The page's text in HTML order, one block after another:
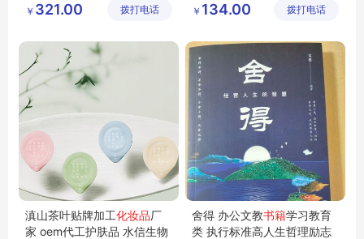
芦荟加工化妆品厂家
护肤品品牌OEM厂家
有限公司
￥ 321.00 拨打电话
护肤品代加工
OEM工厂
器械有限
￥ 134.00 拨打电话
滇山茶叶贴牌加工化妆品厂
家 oem代工护肤品 水信生物
舍得 办公文教书籍学习教育
类 执行标准高人生哲理励志